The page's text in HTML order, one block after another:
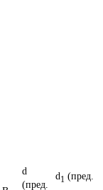
d
(пред.
d1 (пред.